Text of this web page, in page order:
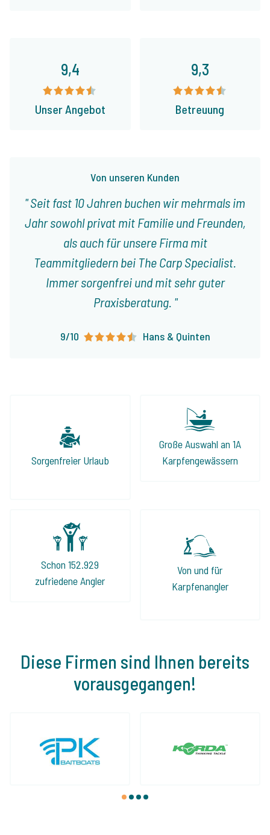
Von unseren Kunden
Seit fast 10 Jahren buchen wir mehrmals im
Jahr sowohl privat mit Familie und Freunden,
als auch für unsere Firma mit
Teammitgliedern bei The Carp Specialist.
Immer sorgenfrei und mit sehr guter
Praxisberatung.
9/10 Hans & Quinten
9,4
Unser Angebot
9,3
Betreuung
Sorgenfreier Urlaub
Große Auswahl an 1A
Karpfengewässern
Schon 152.929
zufriedene Angler
Von und für
Karpfenangler
Diese Firmen sind Ihnen bereits
vorausgegangen!
1 2 3 4